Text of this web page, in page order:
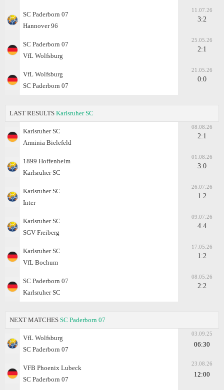
SC Paderborn 07
Hannover 96
11.07.26
3:2
SC Paderborn 07
VfL Wolfsburg
25.05.26
2:1
VfL Wolfsburg
SC Paderborn 07
21.05.26
0:0
LAST RESULTS Karlsruher SC
Karlsruher SC
Arminia Bielefeld
08.08.26
2:1
1899 Hoffenheim
Karlsruher SC
01.08.26
3:0
Karlsruher SC
Inter
26.07.26
1:2
Karlsruher SC
SGV Freiberg
09.07.26
4:4
Karlsruher SC
VfL Bochum
17.05.26
1:2
SC Paderborn 07
Karlsruher SC
08.05.26
2:2
NEXT MATCHES SC Paderborn 07
VfL Wolfsburg
SC Paderborn 07
03.09.25
06:30
VFB Phoenix Lubeck
SC Paderborn 07
23.08.26
12:00